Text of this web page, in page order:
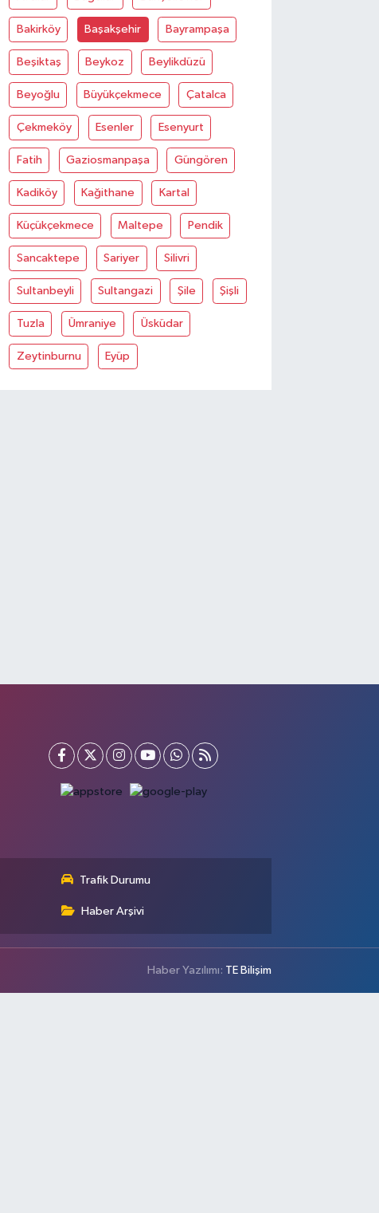
Bakirköy Başakşehir Bayrampaşa
Beşiktaş Beykoz Beylikdüzü
Beyoğlu Büyükçekmece Çatalca
Çekmeköy Esenler Esenyurt
Fatih Gaziosmanpaşa Güngören
Kadiköy Kağithane Kartal
Küçükçekmece Maltepe Pendik
Sancaktepe Sariyer Silivri
Sultanbeyli Sultangazi Şile Şişli
Tuzla Ümraniye Üsküdar
Zeytinburnu Eyüp
Trafik Durumu
Haber Arşivi
Haber Yazılımı: TE Bilişim